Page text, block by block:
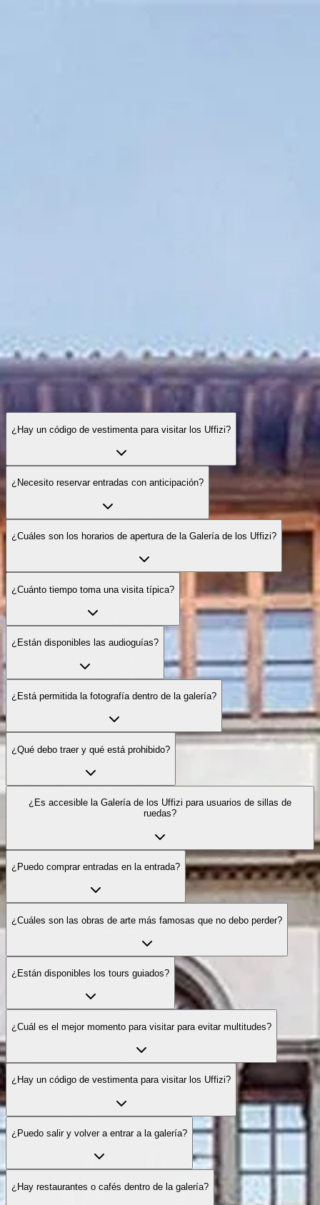
¿Hay un código de vestimenta para visitar los Uffizi?
¿Necesito reservar entradas con anticipación?
¿Cuáles son los horarios de apertura de la Galería de los Uffizi?
¿Cuánto tiempo toma una visita típica?
¿Están disponibles las audioguías?
¿Está permitida la fotografía dentro de la galería?
¿Qué debo traer y qué está prohibido?
¿Es accesible la Galería de los Uffizi para usuarios de sillas de
ruedas?
¿Puedo comprar entradas en la entrada?
¿Cuáles son las obras de arte más famosas que no debo perder?
¿Están disponibles los tours guiados?
¿Cuál es el mejor momento para visitar para evitar multitudes?
¿Hay un código de vestimenta para visitar los Uffizi?
¿Puedo salir y volver a entrar a la galería?
¿Hay restaurantes o cafés dentro de la galería?